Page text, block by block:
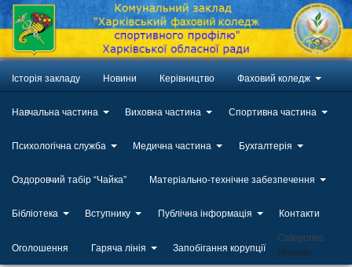
Історія закладу Новини Керівництво Фаховий коледж
Навчальна частина Виховна частина Спортивна частина
Психологічна служба Медична частина Бухгалтерія
Оздоровчий табір “Чайка” Матеріально-технічне забезпечення
Бібліотека Вступнику Публічна інформація Контакти
Оголошення Гаряча лінія Запобігання корупції
Categories
Новини